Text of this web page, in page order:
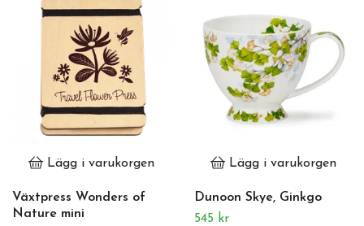
Lägg i varukorgen
Växtpress Wonders of
Nature mini
Lägg i varukorgen
Dunoon Skye, Ginkgo
545 kr